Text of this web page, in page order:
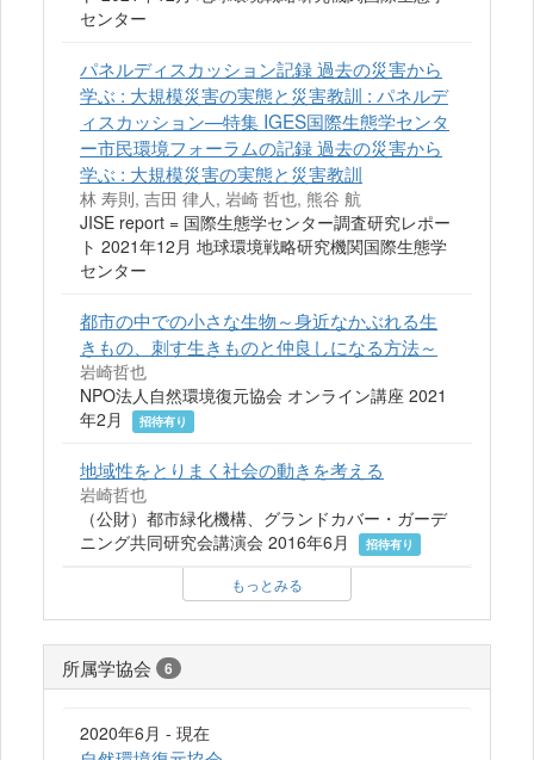
センター
パネルディスカッション記録 過去の災害から
学ぶ : 大規模災害の実態と災害教訓 : パネルデ
ィスカッション—特集 IGES国際生態学センタ
ー市民環境フォーラムの記録 過去の災害から
学ぶ : 大規模災害の実態と災害教訓
林 寿則, 吉田 律人, 岩崎 哲也, 熊谷 航
JISE report = 国際生態学センター調査研究レポー
ト 2021年12月 地球環境戦略研究機関国際生態学
センター
都市の中での小さな生物～身近なかぶれる生
きもの、刺す生きものと仲良しになる方法～
岩崎哲也
NPO法人自然環境復元協会 オンライン講座 2021
年2月
招待有り
地域性をとりまく社会の動きを考える
岩崎哲也
（公財）都市緑化機構、グランドカバー・ガーデ
ニング共同研究会講演会 2016年6月
招待有り
もっとみる
所属学協会 6
2020年6月 - 現在